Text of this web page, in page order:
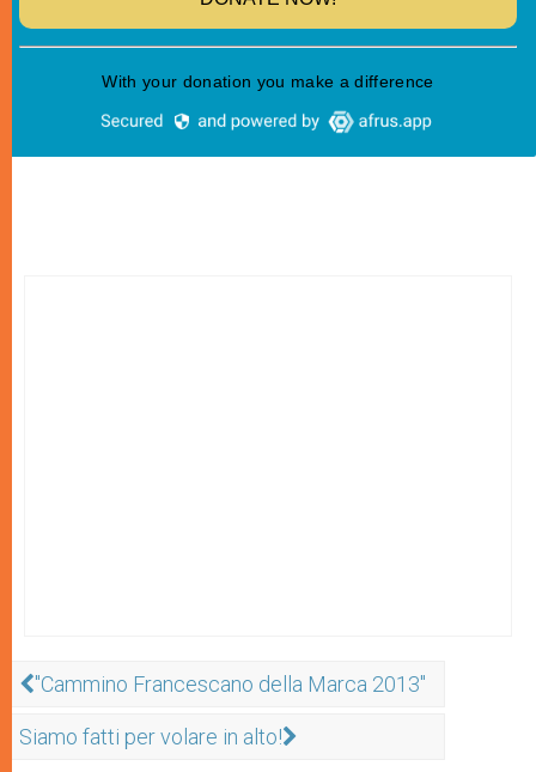
"Cammino Francescano della Marca 2013"
Siamo fatti per volare in alto!